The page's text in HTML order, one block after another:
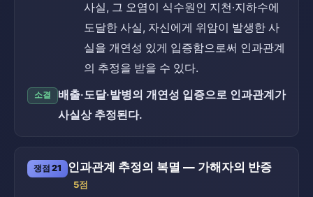
사실, 그 오염이 식수원인 지천·지하수에
도달한 사실, 자신에게 위암이 발생한 사
실을 개연성 있게 입증함으로써 인과관계
의 추정을 받을 수 있다.
소결
배출·도달·발병의 개연성 입증으로 인과관계가
사실상 추정된다.
쟁점 21 인과관계 추정의 복멸 — 가해자의 반증
5점